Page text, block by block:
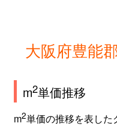
大阪府豊能
m2単価推移
m2単価の推移を表した